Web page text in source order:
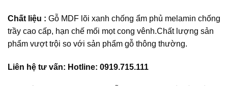
Chất liệu : Gỗ MDF lõi xanh chống ẩm phủ melamin chống
trầy cao cấp, hạn chế mối mọt cong vênh.Chất lượng sản
phẩm vượt trội so với sản phẩm gỗ thông thường.
Liên hệ tư vấn: Hotline: 0919.715.111